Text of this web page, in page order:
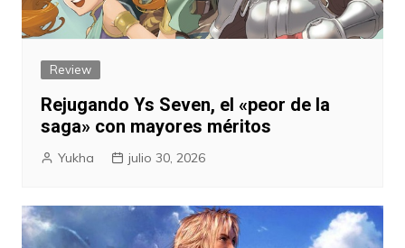
Review
Rejugando Ys Seven, el «peor de la
saga» con mayores méritos
Yukha julio 30, 2026